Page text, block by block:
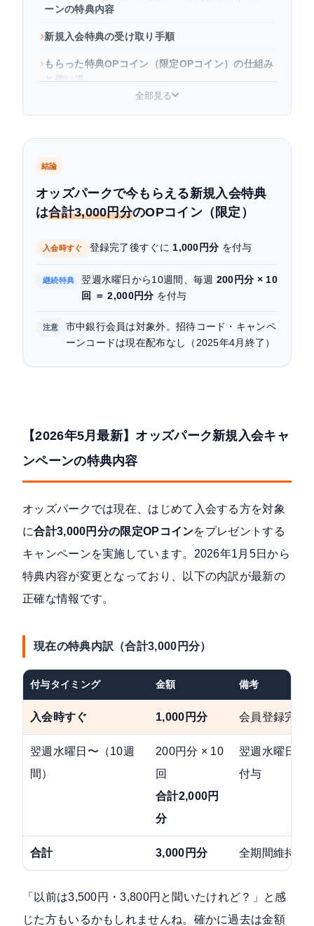
ーンの特典内容
新規入会特典の受け取り手順
もらった特典OPコイン（限定OPコイン）の仕組み
と使い道
全部見る
結論
オッズパークで今もらえる新規入会特典
は合計3,000円分のOPコイン（限定）
入会時すぐ 登録完了後すぐに 1,000円分を付与
継続特典 翌週水曜日から10週間、毎週 200円分 × 10
回 ＝ 2,000円分を付与
注意
市中銀行会員は対象外。招待コード・キャンペ
ーンコードは現在配布なし（2025年4月終了）
【2026年5月最新】オッズパーク新規入会キャ
ンペーンの特典内容
オッズパークでは現在、はじめて入会する方を対象
に合計3,000円分の限定OPコインをプレゼントする
キャンペーンを実施しています。 2026年1月5日から
特典内容が変更となっており、以下の内訳が最新の
正確な情報です。
現在の特典内訳（合計3,000円分）
付与タイミング 金額 備考
入会時すぐ 1,000円分 会員登録完了
翌週水曜日〜（10週
間）
200円分 × 10
回
合計2,000円
分
翌週水曜日か
付与
合計 3,000円分 全期間維持で
「以前は3,500円・3,800円と聞いたけれど？」と感
じた方もいるかもしれませんね。確かに過去は金額